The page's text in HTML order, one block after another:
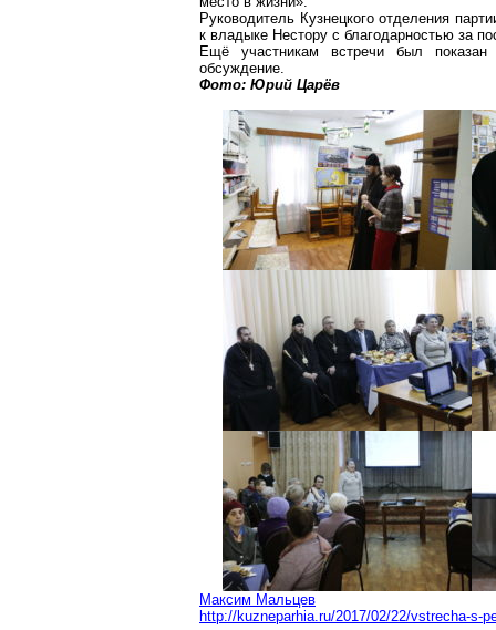
Руководитель Кузнецкого отделения
к владыке Нестору с благодарностью за
Ещё участникам встречи был
обсуждение.
Фото: Юрий Царёв
Максим Мальцев
http://kuzneparhia.ru/2017/02/22/vstrecha-s-